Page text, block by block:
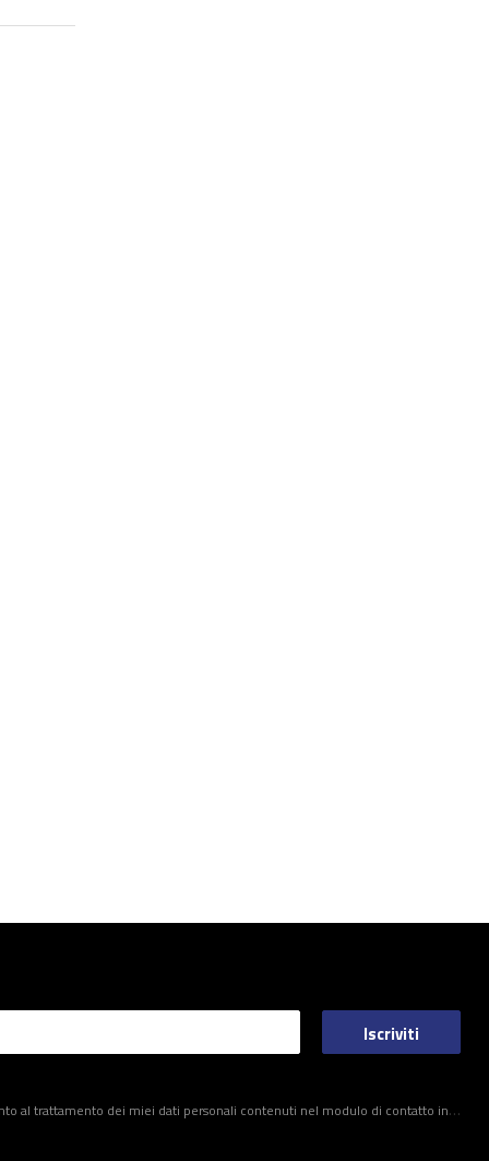
miei dati personali contenuti nel modulo di contatto in conformità al Regolamento del Parlamento Europeo e del Consiglio (UE)
Iscriviti